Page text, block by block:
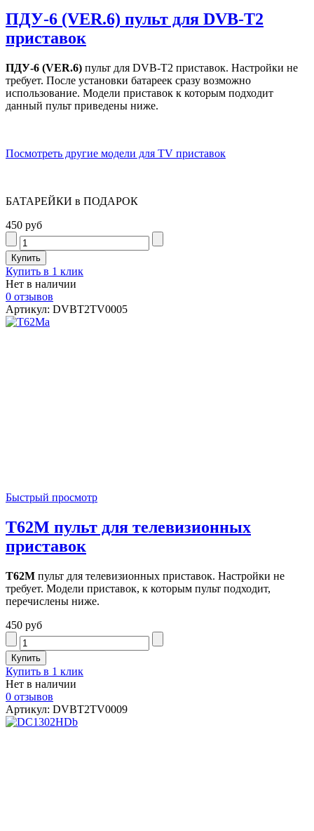
ПДУ-6 (VER.6) пульт для DVB-T2
приставок
ПДУ-6 (VER.6) пульт для DVB-T2 приставок. Настройки не
требует. После установки батареек сразу возможно
использование. Модели приставок к которым подходит
данный пульт приведены ниже.
Посмотреть другие модели для TV приставок
БАТАРЕЙКИ в ПОДАРОК
450 руб
Купить в 1 клик
Нет в наличии
0 отзывов
Артикул: DVBT2TV0005
Быстрый просмотр
T62M пульт для телевизионных
приставок
T62M пульт для телевизионных приставок. Настройки не
требует. Модели приставок, к которым пульт подходит,
перечислены ниже.
450 руб
Купить в 1 клик
Нет в наличии
0 отзывов
Артикул: DVBT2TV0009